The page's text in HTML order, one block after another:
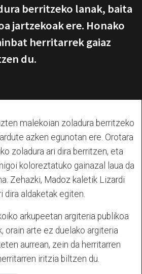
berritzeko lanak, baita
jartzekoak ere. Honako
herritarrek gaiaz
du.
malekoian zoladura berritzeko
azken egunotan ere. Orotara
zoladura ari dira berritzen, eta
koloreztatuko gainazal laua da
Zehazki, Madoz kaletik Lizardi
dira aldaketak egiten.
arkupeetan argiteria publikoa
orain arte ez duelako argiteria
aurrean, zein da herritarren
iritzia biltzen du.